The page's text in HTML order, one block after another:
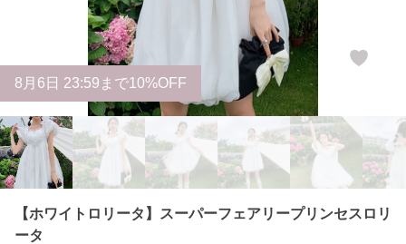
8 月 6 日 23:59まで10%OFF
【ホワイトロリータ】スーパーフェアリープリンセスロリ
ータ